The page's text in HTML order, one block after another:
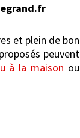
et plein de bon
peuvent
à la maison ou